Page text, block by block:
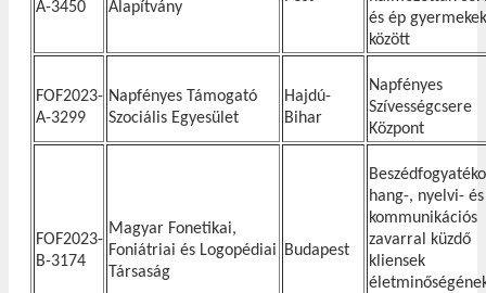
A-3450
Alapítvány
és ép gyermekek
között
FOF2023-
A-3299
Napfényes Támogató
Szociális Egyesület
Hajdú-
Bihar
Napfényes
Szívességcsere
Központ
FOF2023-
B-3174
Magyar Fonetikai,
Foniátriai és Logopédiai
Társaság
Budapest
hang-, nyelvi- és
kommunikációs
zavarral küzdő
kliensek